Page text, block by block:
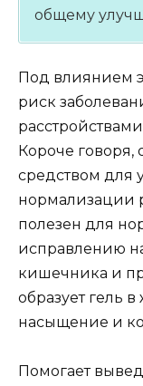
общему
Под влиянием
риск
Короче говоря,
средством для
нормализации
полезен для
исправлению
кишечника и
образует гель
насыщение и
Помогает